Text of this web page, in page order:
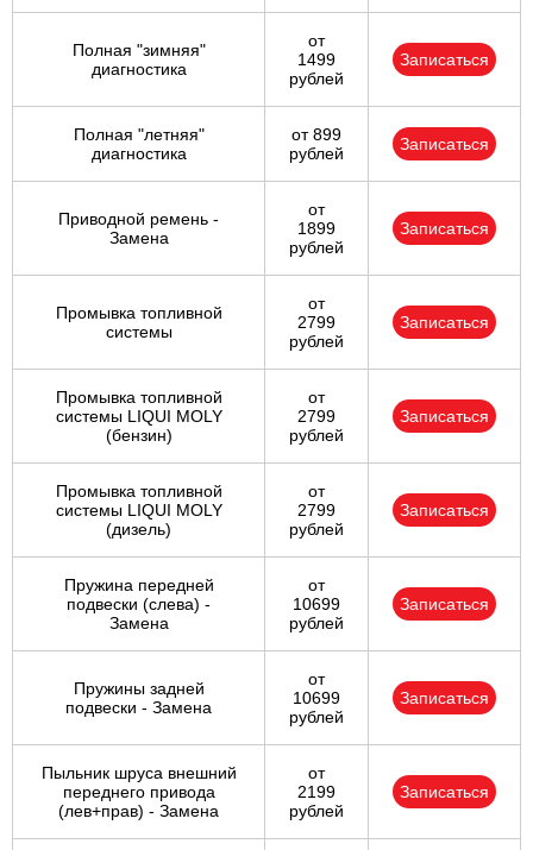
Полная "зимняя"
диагностика
от
1499
рублей
Записаться
Полная "летняя"
диагностика
от 899
рублей
Записаться
Приводной ремень -
Замена
от
1899
рублей
Записаться
Промывка топливной
системы
от
2799
рублей
Записаться
Промывка топливной
системы LIQUI MOLY
(бензин)
от
2799
рублей
Записаться
Промывка топливной
системы LIQUI MOLY
(дизель)
от
2799
рублей
Записаться
Пружина передней
подвески (слева) -
Замена
от
10699
рублей
Записаться
Пружины задней
подвески - Замена
от
10699
рублей
Записаться
Пыльник шруса внешний
переднего привода
(лев+прав) - Замена
от
2199
рублей
Записаться